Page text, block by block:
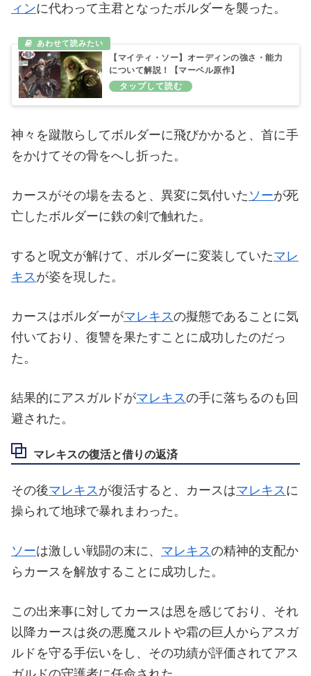
ィンに代わって主君となったボルダーを襲った。
【マイティ・ソー】オーディンの強さ・能力
について解説！【マーベル原作】
神々を蹴散らしてボルダーに飛びかかると、首に手
をかけてその骨をへし折った。
カースがその場を去ると、異変に気付いた ソーが死
亡したボルダーに鉄の剣で触れた。
すると呪文が解けて、ボルダーに変装していたマレ
キスが姿を現した。
カースはボルダーがマレキスの擬態であることに気
付いており、復讐を果たすことに成功したのだっ
た。
結果的にアスガルドがマレキスの手に落ちるのも回
避された。
マレキスの復活と借りの返済
その後マレキス が復活すると、カースはマレキス に
操られて地球で暴れまわった。
ソーは激しい戦闘の末に、 マレキスの精神的支配か
らカースを解放することに成功した。
この出来事に対してカースは恩を感じており、それ
以降カースは炎の悪魔スルトや霜の巨人からアスガ
ルドを守る手伝いをし、その功績が評価されてアス